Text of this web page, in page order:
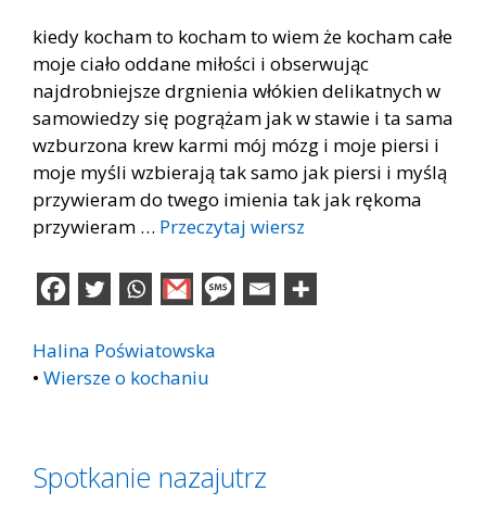
kiedy kocham to kocham to wiem że kocham całe
moje ciało oddane miłości i obserwując
najdrobniejsze drgnienia włókien delikatnych w
samowiedzy się pogrążam jak w stawie i ta sama
wzburzona krew karmi mój mózg i moje piersi i
moje myśli wzbierają tak samo jak piersi i myślą
przywieram do twego imienia tak jak rękoma
przywieram … Przeczytaj wiersz
Halina Poświatowska
• Wiersze o kochaniu
Spotkanie nazajutrz